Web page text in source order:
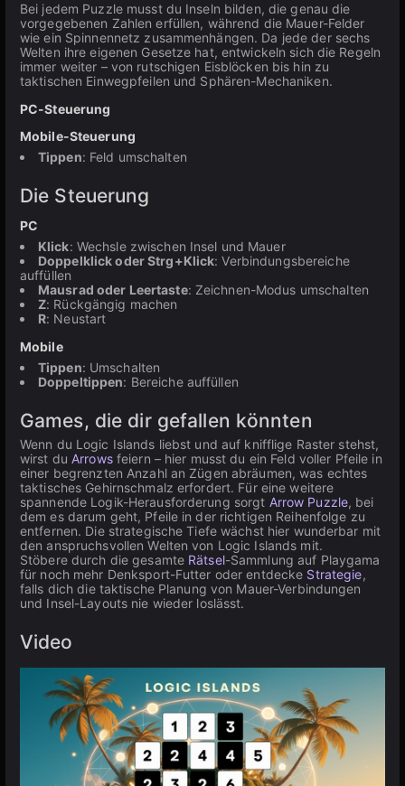
Bei jedem Puzzle musst du Inseln bilden, die genau die
vorgegebenen Zahlen erfüllen, während die Mauer-Felder
wie ein Spinnennetz zusammenhängen. Da jede der sechs
Welten ihre eigenen Gesetze hat, entwickeln sich die Regeln
immer weiter – von rutschigen Eisblöcken bis hin zu
taktischen Einwegpfeilen und Sphären-Mechaniken.
PC-Steuerung
Mobile-Steuerung
Tippen: Feld umschalten
Die Steuerung
PC
Klick: Wechsle zwischen Insel und Mauer
Doppelklick oder Strg+Klick: Verbindungsbereiche
auffüllen
Mausrad oder Leertaste: Zeichnen-Modus umschalten
Z: Rückgängig machen
R: Neustart
Mobile
Tippen: Umschalten
Doppeltippen: Bereiche auffüllen
Games, die dir gefallen könnten
Wenn du Logic Islands liebst und auf knifflige Raster stehst,
wirst duArrowsfeiern – hier musst du ein Feld voller Pfeile in
einer begrenzten Anzahl an Zügen abräumen, was echtes
taktisches Gehirnschmalz erfordert. Für eine weitere
spannende Logik-Herausforderung sorgt Arrow Puzzle, bei
dem es darum geht, Pfeile in der richtigen Reihenfolge zu
entfernen. Die strategische Tiefe wächst hier wunderbar mit
den anspruchsvollen Welten von Logic Islands mit.
Stöbere durch die gesamte Rätsel-Sammlung auf Playgama
für noch mehr Denksport-Futter oder entdecke Strategie,
falls dich die taktische Planung von Mauer-Verbindungen
und Insel-Layouts nie wieder loslässt.
Video